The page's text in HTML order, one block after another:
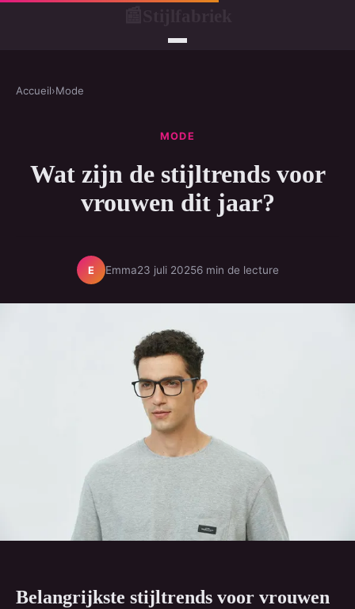
Accueil›Mode
MODE
Wat zijn de stijltrends voor
vrouwen dit jaar?
E Emma23 juli 20256 min de lecture
Belangrijkste stijltrends voor vrouwen